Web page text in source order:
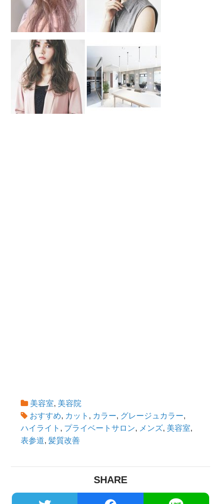
美容室, 美容院
おすすめ, カット , カラー, グレージュカラー,
ハイライト , プライベートサロン, メンズ, 美容室,
表参道,髪質改善
SHARE